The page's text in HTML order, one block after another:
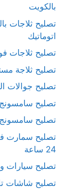
بالكويت
تصليح ثلاجات
اتوماتيك
تصليح ثلاجات
تصليح ثلاجة
تصليح جوالات
تصليح
تصليح سامسونج
تصليح سمارت
24 ساعة
تصليح سيارات و
تصليح شاشات